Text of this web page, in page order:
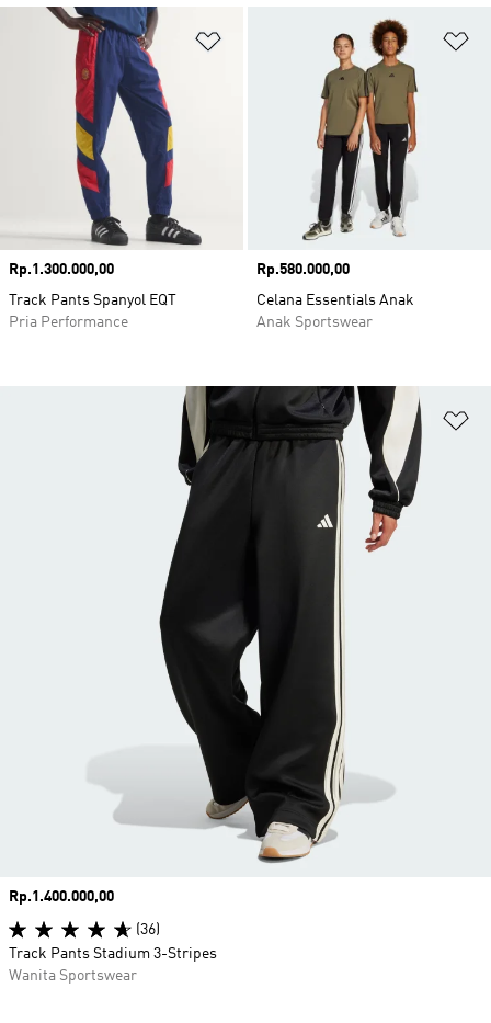
Tambahkan ke Wishlist
Harga
Rp.1.300.000,00
Track Pants Spanyol EQT
Pria Performance
Harga
Rp.580.000,00
Celana Essentials Anak
Anak Sportswear
Harga
Rp.1.400.000,00
(36)
Track Pants Stadium 3-Stripes
Wanita Sportswear